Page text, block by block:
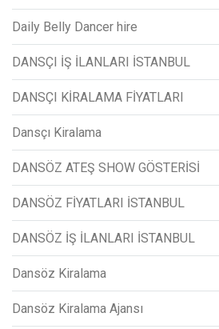
Daily Belly Dancer hire
DANSÇI İŞ İLANLARI İSTANBUL
DANSÇI KİRALAMA FİYATLARI
Dansçı Kiralama
DANSÖZ ATEŞ SHOW GÖSTERİSİ
DANSÖZ FİYATLARI İSTANBUL
DANSÖZ İŞ İLANLARI İSTANBUL
Dansöz Kiralama
Dansöz Kiralama Ajansı